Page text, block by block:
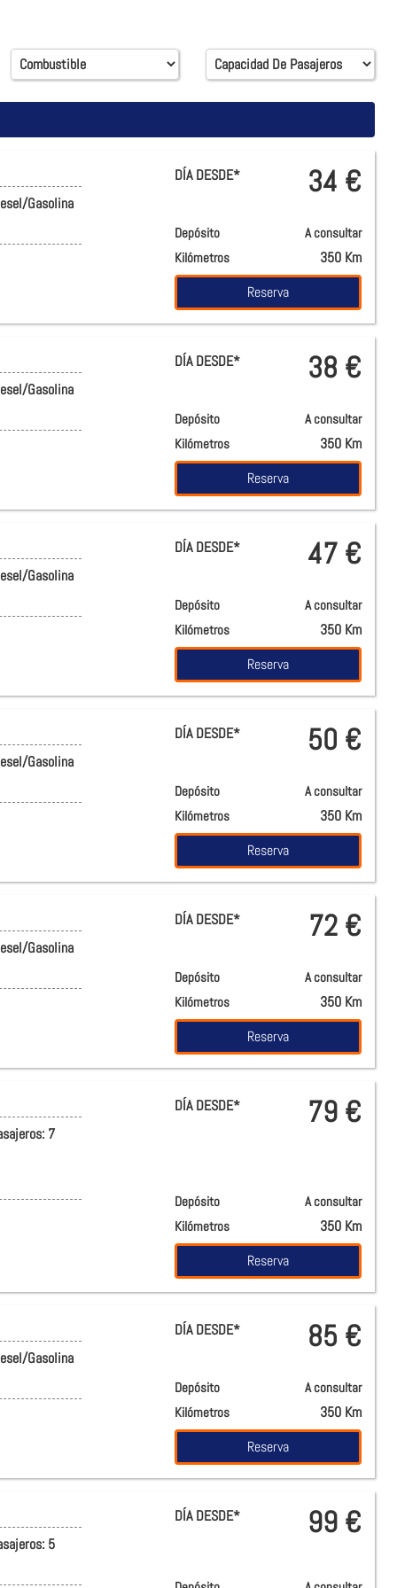
Gasolina
DÍA DESDE* 34 €
Depósito
A consultar
Kilómetros
350 Km
Reserva
Gasolina
DÍA DESDE* 38 €
Depósito
A consultar
Kilómetros
350 Km
Reserva
Gasolina
DÍA DESDE* 47 €
Depósito
A consultar
Kilómetros
350 Km
Reserva
Gasolina
DÍA DESDE* 50 €
Depósito
A consultar
Kilómetros
350 Km
Reserva
Gasolina
DÍA DESDE* 72 €
Depósito
A consultar
Kilómetros
350 Km
Reserva
7
DÍA DESDE* 79 €
Depósito
A consultar
Kilómetros
350 Km
Reserva
Gasolina
DÍA DESDE* 85 €
Depósito
A consultar
Kilómetros
350 Km
Reserva
5
DÍA DESDE* 99 €